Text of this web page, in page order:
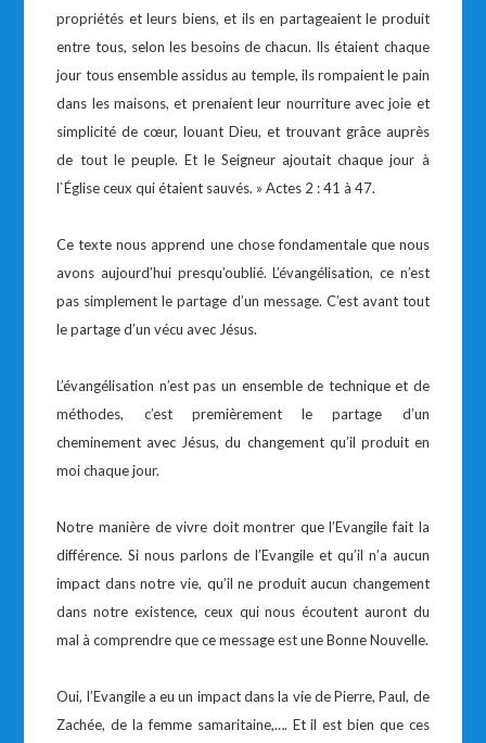
propriétés et leurs biens, et ils en partageaient le produit
entre tous, selon les besoins de chacun. Ils étaient chaque
jour tous ensemble assidus au temple, ils rompaient le pain
dans les maisons, et prenaient leur nourriture avec joie et
simplicité de cœur, louant Dieu, et trouvant grâce auprès
de tout le peuple. Et le Seigneur ajoutait chaque jour à
l`Église ceux qui étaient sauvés. » Actes 2 : 41 à 47.
Ce texte nous apprend une chose fondamentale que nous
avons aujourd’hui presqu’oublié. L’évangélisation, ce n’est
pas simplement le partage d’un message. C’est avant tout
le partage d’un vécu avec Jésus.
L’évangélisation n’est pas un ensemble de technique et de
méthodes, c’est premièrement le partage d’un
cheminement avec Jésus, du changement qu’il produit en
moi chaque jour.
Notre manière de vivre doit montrer que l’Evangile fait la
différence. Si nous parlons de l’Evangile et qu’il n’a aucun
impact dans notre vie, qu’il ne produit aucun changement
dans notre existence, ceux qui nous écoutent auront du
mal à comprendre que ce message est une Bonne Nouvelle.
Oui, l’Evangile a eu un impact dans la vie de Pierre, Paul, de
Zachée, de la femme samaritaine,…. Et il est bien que ces